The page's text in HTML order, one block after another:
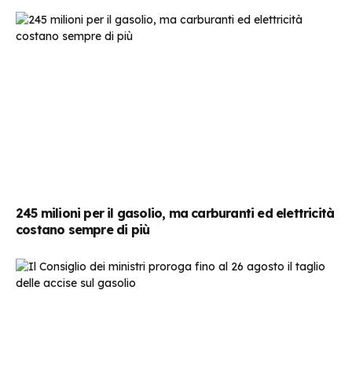
245 milioni per il gasolio, ma carburanti ed elettricità
costano sempre di più